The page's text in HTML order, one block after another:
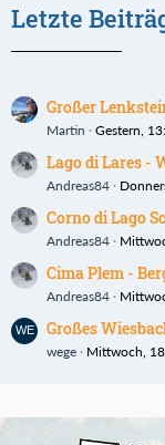
Letzte
Großer
Martin Gestern,
Lago di Lares -
Andreas84
Corno di Lago
Andreas84
Cima Plem -
Andreas84
Großes
wege Mittwoch,